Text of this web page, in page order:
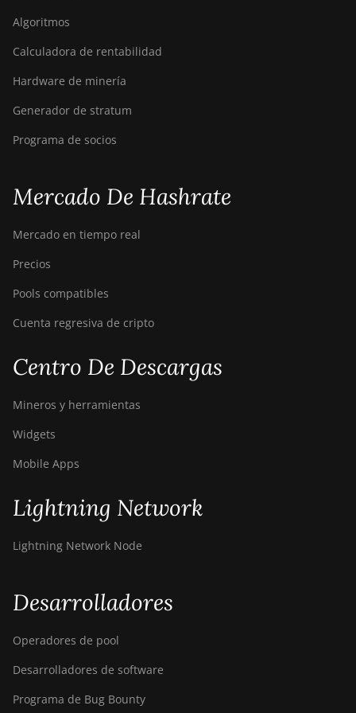
BITMAIN Antminer T21
(190TH)
Baikal BK-G28
Baikal Giant X10
Baikal Giant+
Bitdeer SealMiner A2 Hyd
Bitdeer SealMiner A2 Pro
Hyd
Bitdeer SealMiner A3 Air
Bitdeer SealMiner A3
Hydro
Bitdeer SealMiner A3 Pro
Hydro
Bitdeer SealMiner A4 Pro
Air
Bitdeer SealMiner A4 Pro
Bitdeer SealMiner A4
Ultra Hydro
Bitdeer SealMiner DL1 Air
Bitdeer SealMiner DL1
Algoritmos
Calculadora de rentabilidad
Hardware de minería
Generador de stratum
Programa de socios
Mercado De Hashrate
Mercado en tiempo real
Precios
Pools compatibles
Cuenta regresiva de cripto
Centro De Descargas
Mineros y herramientas
Widgets
Mobile Apps
Lightning Network
Lightning Network Node
Desarrolladores
Operadores de pool
Desarrolladores de software
Programa de Bug Bounty